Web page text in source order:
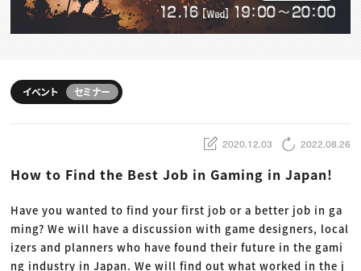
CREATIVE JOB求人検索
特集求人
採用説明会
スキルアップしたい！
デザイン
編集・ライティング
マーケティング
業界解説・キャリア事情
お役立ち基礎知識
TOP Creator’s コラム
Webクリエイター
アプリクリエイター
映像クリエイター
マーケッター
クリエイターインタビュー
C＆R Magazine
セミナー
ニュース・トレンド
ニュース・トレンド トップ
Web
映像
イベント セミナー
2020.12.03 2022.08.26
How to Find the Best Job in Gaming in Japan!
Have you wanted to find your first job or a better job in ga
ming? We will have a discussion with game designers, local
izers and planners who have found their future in the gami
ng industry in Japan. We will find out what worked in the j